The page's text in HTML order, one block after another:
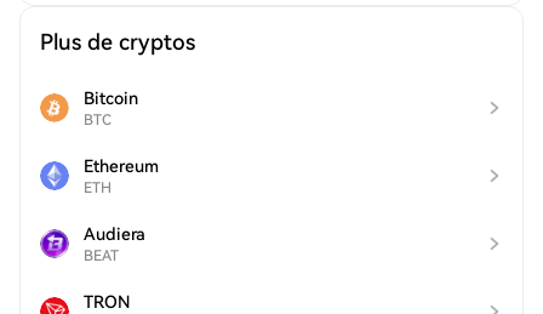
Plus de cryptos
Bitcoin
BTC
Ethereum
ETH
Audiera
BEAT
TRON